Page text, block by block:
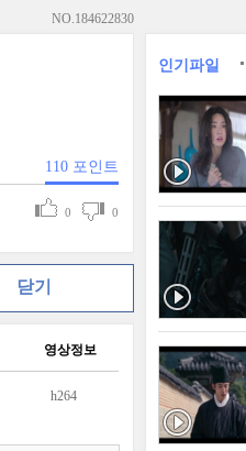
NO.184622830
110 포인트
0 0
닫기
영상정보
h264
인기파일